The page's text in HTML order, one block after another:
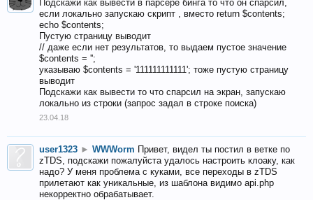
Подскажи как вывести в парсере бинга то что он спарсил,
если локально запускаю скрипт , вместо return $contents;
echo $contents;
Пустую страницу выводит
// даже если нет результатов, то выдаем пустое значение
$contents = '';
указываю $contents = '111111111111'; тоже пустую страницу
выводит
Подскажи как вывести то что спарсил на экран, запускаю
локально из строки (запрос задал в строке поиска)
23.04.18
user1323 ► WWWorm Привет, видел ты постил в ветке по
zTDS, подскажи пожалуйста удалось настроить клоаку, как
надо? У меня проблема с куками, все переходы в zTDS
прилетают как уникальные, из шаблона видимо api.php
некорректно обрабатывает.